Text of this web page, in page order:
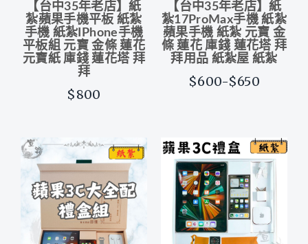
【台中35年老店】紙
紮蘋果手機平板 紙紮
手機 紙紮IPhone手機
平板組 元寶 金條 蓮花
元寶紙 庫錢 蓮花塔 拜
拜
$800
【台中35年老店】紙
紮17ProMax手機 紙紮
蘋果手機 紙紮 元寶 金
條 蓮花 庫錢 蓮花塔 拜
拜用品 紙紮屋 紙紮
$600-$650